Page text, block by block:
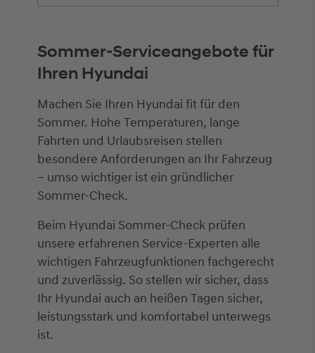
Sommer-Serviceangebote für
Ihren Hyundai
Machen Sie Ihren Hyundai fit für den
Sommer. Hohe Temperaturen, lange
Fahrten und Urlaubsreisen stellen
besondere Anforderungen an Ihr Fahrzeug
– umso wichtiger ist ein gründlicher
Sommer-Check.
Beim Hyundai Sommer-Check prüfen
unsere erfahrenen Service-Experten alle
wichtigen Fahrzeugfunktionen fachgerecht
und zuverlässig. So stellen wir sicher, dass
Ihr Hyundai auch an heißen Tagen sicher,
leistungsstark und komfortabel unterwegs
ist.